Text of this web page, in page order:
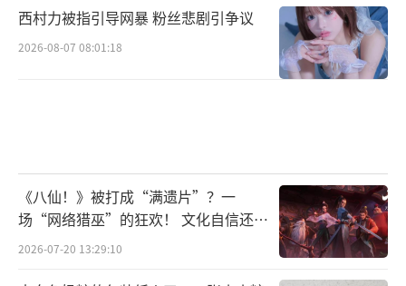
西村力被指引导网暴 粉丝悲剧引争议
2026-08-07 08:01:18
《八仙！》被打成“满遗片”？一
场“网络猎巫”的狂欢！ 文化自信还是
焦虑？
2026-07-20 13:29:10